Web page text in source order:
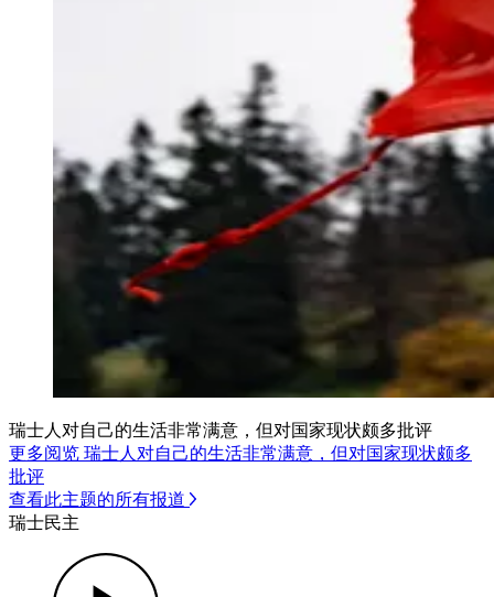
瑞士人对自己的生活非常满意，但对国家现状颇多批评
更多阅览 瑞士人对自己的生活非常满意，但对国家现状颇多
批评
查看此主题的所有报道
瑞士民主